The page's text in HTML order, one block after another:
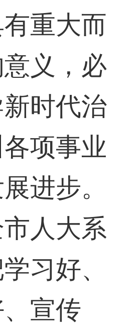
重大而
义，必
时代治
项事业
进步。
人大系
习好、
宣传